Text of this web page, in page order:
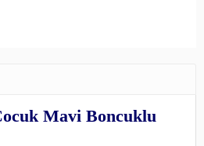
Mavi Boncuklu